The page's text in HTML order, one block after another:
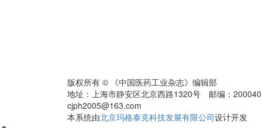
版权所有 © 《中国医药工业杂志》编辑部
地址：上海市静安区北京西路1320号 邮编：
cjph2005@163.com
本系统由北京玛格泰克科技发展有限公司设计开发